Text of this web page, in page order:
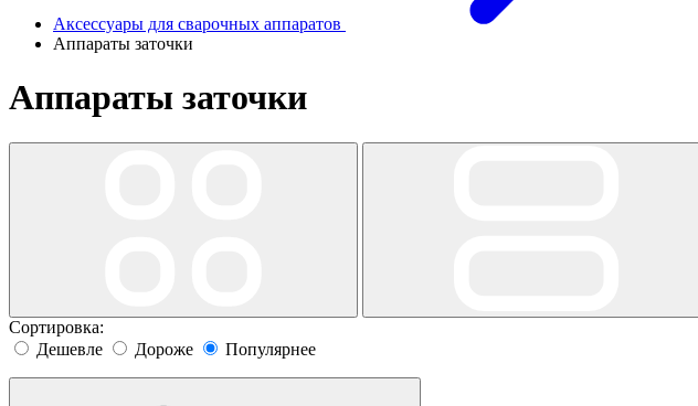
Аксессуары для сварочных аппаратов
Аппараты заточки
Аппараты заточки
Сортировка:
Дешевле
Дороже Популярнее